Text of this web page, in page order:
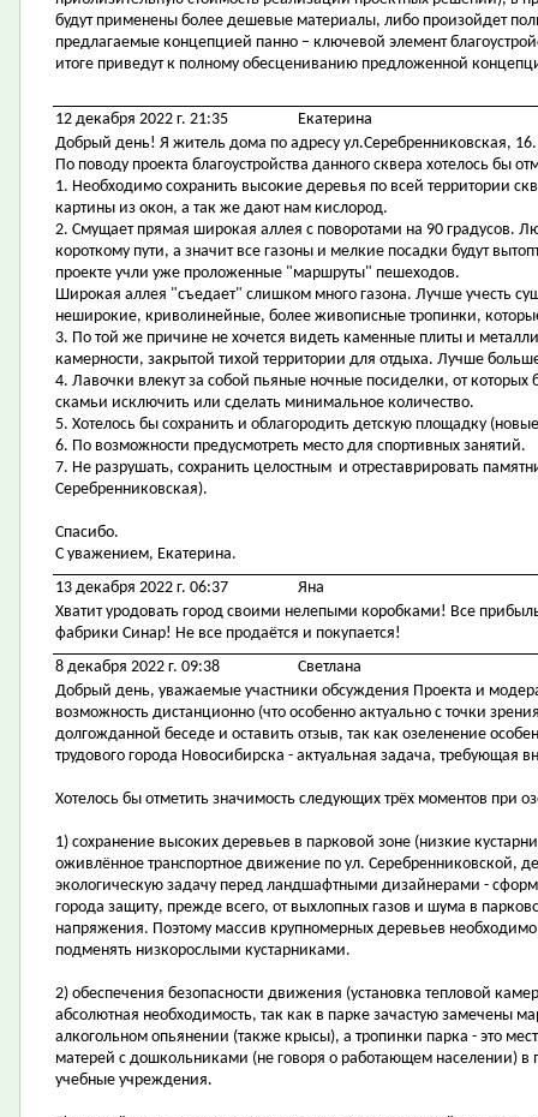
будут применены более дешевые материалы, либо произойдет
предлагаемые концепцией панно – ключевой элемент
итоге приведут к полному обесцениванию предложенной
12 декабря 2022 г. 21:35
Екатерина
Добрый день! Я житель дома по адресу ул.Серебренниковская, 16.
По поводу проекта благоустройства данного сквера хотелось бы
1. Необходимо сохранить высокие деревья по всей территории
картины из окон, а так же дают нам кислород.
2. Смущает прямая широкая аллея с поворотами на 90 градусов.
короткому пути, а значит все газоны и мелкие посадки будут
проекте учли уже проложенные "маршруты" пешеходов.
Широкая аллея "съедает" слишком много газона. Лучше учесть
неширокие, криволинейные, более живописные тропинки,
3. По той же причине не хочется видеть каменные плиты и
камерности, закрытой тихой территории для отдыха. Лучше
4. Лавочки влекут за собой пьяные ночные посиделки, от которых
скамьи исключить или сделать минимальное количество.
5. Хотелось бы сохранить и облагородить детскую площадку
6. По возможности предусмотреть место для спортивных занятий.
7. Не разрушать, сохранить целостным и отреставрировать
Серебренниковская).
Спасибо.
С уважением, Екатерина.
13 декабря 2022 г. 06:37
Яна
Хватит уродовать город своими нелепыми коробками! Все
фабрики Синар! Не все продаётся и покупается!
8 декабря 2022 г. 09:38
Светлана
Добрый день, уважаемые участники обсуждения Проекта и
возможность дистанционно (что особенно актуально с точки
долгожданной беседе и оставить отзыв, так как озеленение
трудового города Новосибирска - актуальная задача, требующая
Хотелось бы отметить значимость следующих трёх моментов при
1) сохранение высоких деревьев в парковой зоне (низкие
оживлённое транспортное движение по ул. Серебренниковской,
экологическую задачу перед ландшафтными дизайнерами -
города защиту, прежде всего, от выхлопных газов и шума в
напряжения. Поэтому массив крупномерных деревьев
подменять низкорослыми кустарниками.
2) обеспечения безопасности движения (установка тепловой
абсолютная необходимость, так как в парке зачастую замечены
алкогольном опьянении (также крысы), а тропинки парка - это
матерей с дошкольниками (не говоря о работающем населении) в
учебные учреждения.